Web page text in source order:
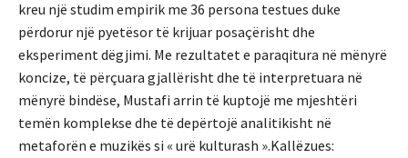
kreu një studim empirik me 36 persona testues duke
përdorur një pyetësor të krijuar posaçërisht dhe
eksperiment dëgjimi. Me rezultatet e paraqitura në mënyrë
koncize, të përçuara gjallërisht dhe të interpretuara në
mënyrë bindëse, Mustafi arrin të kuptojë me mjeshtëri
temën komplekse dhe të depërtojë analitikisht në
metaforën e muzikës si « urë kulturash ».Kallëzues: